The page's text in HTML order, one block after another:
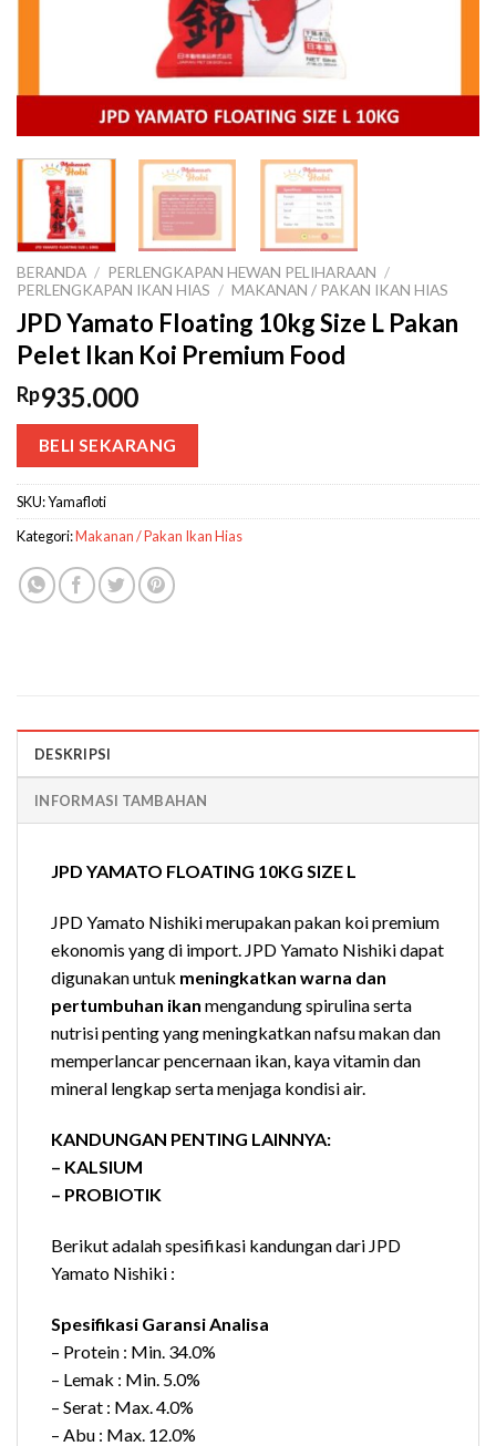
BERANDA / PERLENGKAPAN HEWAN PELIHARAAN /
PERLENGKAPAN IKAN HIAS / MAKANAN / PAKAN IKAN HIAS
JPD Yamato Floating 10kg Size L Pakan
Pelet Ikan Koi Premium Food
Rp935.000
BELI SEKARANG
SKU:Yamafloti
Kategori:Makanan / Pakan Ikan Hias
DESKRIPSI
INFORMASI TAMBAHAN
JPD YAMATO FLOATING 10KG SIZE L
JPD Yamato Nishiki merupakan pakan koi premium
ekonomis yang di import. JPD Yamato Nishiki dapat
digunakan untuk meningkatkan warna dan
pertumbuhan ikan mengandung spirulina serta
nutrisi penting yang meningkatkan nafsu makan dan
memperlancar pencernaan ikan, kaya vitamin dan
mineral lengkap serta menjaga kondisi air.
KANDUNGAN PENTING LAINNYA:
– KALSIUM
– PROBIOTIK
Berikut adalah spesifikasi kandungan dari JPD
Yamato Nishiki :
Spesifikasi Garansi Analisa
– Protein : Min. 34.0%
– Lemak : Min. 5.0%
– Serat : Max. 4.0%
– Abu : Max. 12.0%